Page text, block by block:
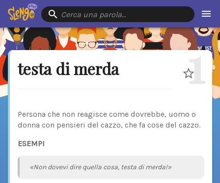
Cerca una parola…
testa di merda 1
Persona che non reagisce come dovrebbe, uomo o
donna con pensieri del cazzo, che fa cose del cazzo.
ESEMPI
«Non dovevi dire quella cosa, testa di merda!»